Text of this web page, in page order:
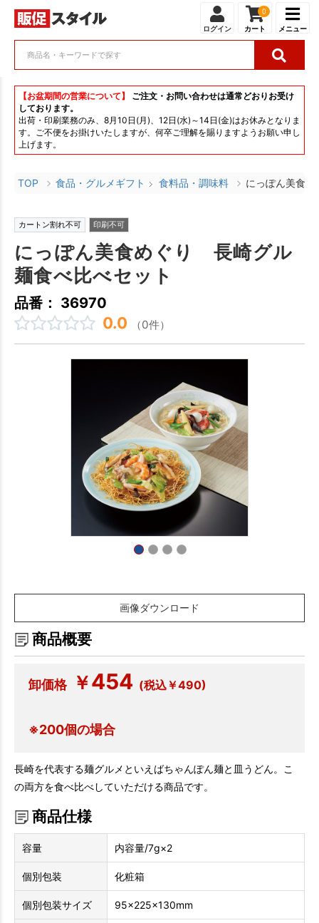
ログイン
0
カート メニュー
【お盆期間の営業について】
ご注文・お問い合わせは通常どおりお受け
しております。
出荷・印刷業務のみ、8月10日(月)、12日(水)～14日(金)はお休みとなりま
す。ご不便をお掛けいたしますが、何卒ご理解を賜りますようお願い申し
上げます。
TOP 食品・グルメギフト 食料品・調味料 にっぽん美食
カートン割れ不可 印刷不可
にっぽん美食めぐり 長崎グル
麺食べ比べセット
品番： 36970
0.0 （0件）
画像ダウンロード
商品概要
卸価格 ￥454 (税込￥490)
※200個の場合
長崎を代表する麺グルメといえばちゃんぽん麺と皿うどん。こ
の両方を食べ比べしていただける商品です。
商品仕様
容量 内容量/7g×2
個別包装 化粧箱
個別包装サイズ 95×225×130mm